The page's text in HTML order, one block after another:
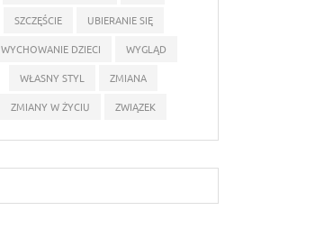
SZCZĘŚCIE
UBIERANIE SIĘ
WYCHOWANIE DZIECI
WYGLĄD
WŁASNY STYL
ZMIANA
ZMIANY W ŻYCIU
ZWIĄZEK